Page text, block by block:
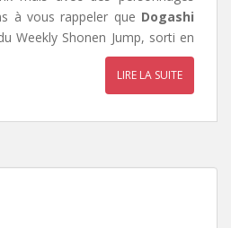
à vous rappeler que Dogashi
Weekly Shonen Jump, sorti en
LIRE LA SUITE